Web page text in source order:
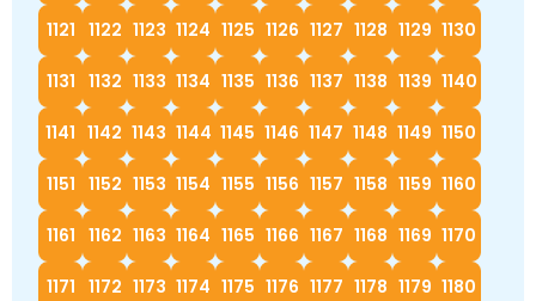
1121 1122 1123 1124 1125 1126 1127 1128 1129 1130
1131 1132 1133 1134 1135 1136 1137 1138 1139 1140
1141 1142 1143 1144 1145 1146 1147 1148 1149 1150
1151 1152 1153 1154 1155 1156 1157 1158 1159 1160
1161 1162 1163 1164 1165 1166 1167 1168 1169 1170
1171 1172 1173 1174 1175 1176 1177 1178 1179 1180